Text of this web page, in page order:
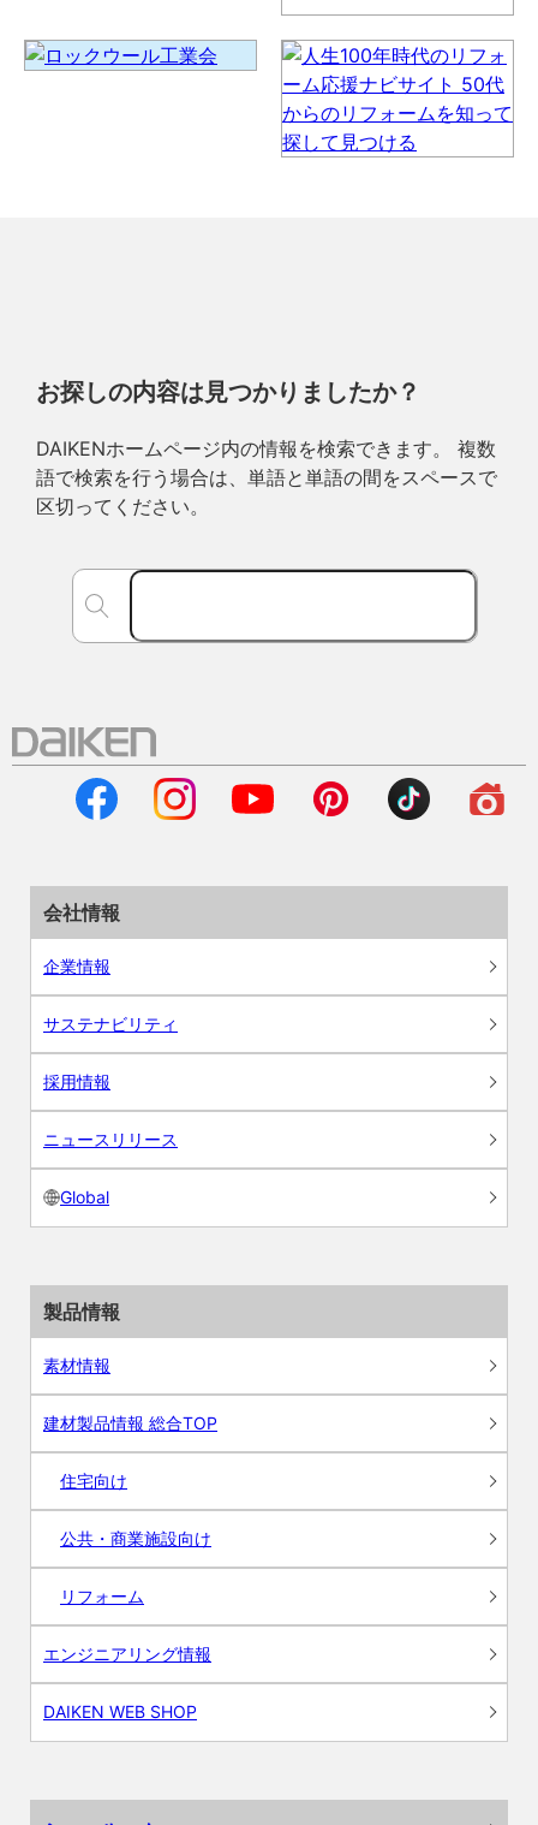
お探しの内容は見つかりましたか？
DAIKENホームページ内の情報を検索できます。 複数
語で検索を行う場合は、単語と単語の間をスペースで
区切ってください。
会社情報
企業情報
サステナビリティ
採用情報
ニュースリリース
Global
製品情報
素材情報
建材製品情報 総合TOP
住宅向け
公共・商業施設向け
リフォーム
エンジニアリング情報
DAIKEN WEB SHOP